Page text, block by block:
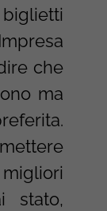
che
ma
stato,